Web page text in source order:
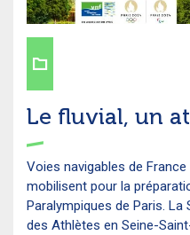
Le fluvial, un
Voies navigables de
mobilisent pour la
Paralympiques de Paris.
des Athlètes en Seine-